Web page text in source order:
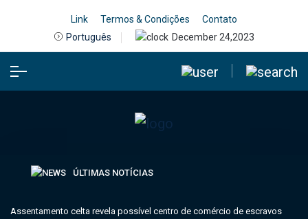
Link Termos & Condições
Contato
Português
December 24,2023
ÚLTIMAS NOTÍCIAS
Assentamento celta revela possível centro de comércio de escravos